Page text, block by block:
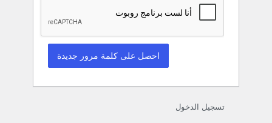
تسجيل الدخول